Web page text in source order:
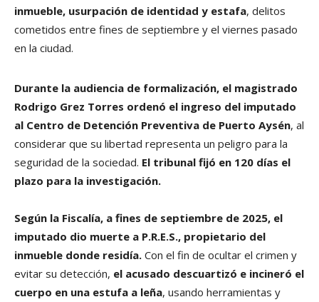
inmueble, usurpación de identidad y estafa, delitos
cometidos entre fines de septiembre y el viernes pasado
en la ciudad.
Durante la audiencia de formalización, el magistrado
Rodrigo Grez Torres ordenó el ingreso del imputado
al Centro de Detención Preventiva de Puerto Aysén, al
considerar que su libertad representa un peligro para la
seguridad de la sociedad. El tribunal fijó en 120 días el
plazo para la investigación.
Según la Fiscalía, a fines de septiembre de 2025, el
imputado dio muerte a P.R.E.S., propietario del
inmueble donde residía. Con el fin de ocultar el crimen y
evitar su detección, el acusado descuartizó e incineró el
cuerpo en una estufa a leña, usando herramientas y